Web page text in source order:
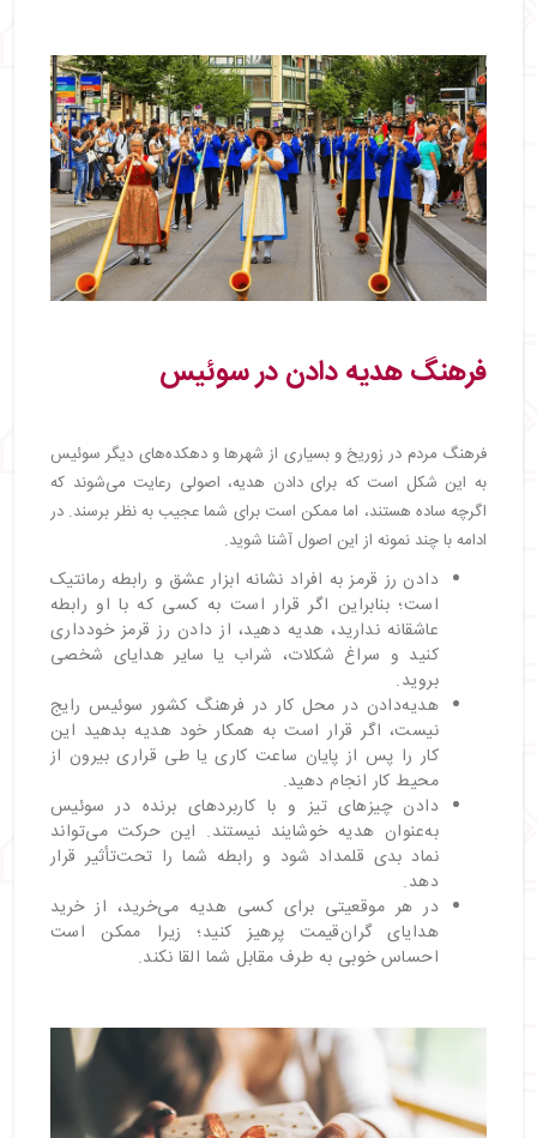
فرهنگ هدیه‌ دادن در سوئیس
فرهنگ مردم در زوریخ و بسیاری از شهرها و دهکده‌های دیگر سوئیس
به این شکل است که برای دادن هدیه، اصولی رعایت می‌شوند که
اگرچه ساده هستند، اما ممکن است برای شما عجیب به نظر برسند. در
ادامه با چند نمونه از این اصول آشنا شوید.
دادن رز قرمز به افراد نشانه ابزار عشق و رابطه رمانتیک
است؛ بنابراین اگر قرار است به کسی که با او رابطه
عاشقانه ندارید، هدیه دهید، از دادن رز قرمز خودداری
کنید و سراغ شکلات، شراب یا سایر هدایای شخصی
بروید.
هدیه‌دادن در محل کار در فرهنگ کشور سوئیس رایج
نیست، اگر قرار است به همکار خود هدیه بدهید این
کار را پس از پایان ساعت کاری یا طی قراری بیرون از
محیط کار انجام دهید.
دادن چیزهای تیز و با کاربردهای برنده در سوئیس
به‌عنوان هدیه خوشایند نیستند. این حرکت می‌تواند
نماد بدی قلمداد شود و رابطه شما را تحت‌تأثیر قرار
دهد.
در هر موقعیتی برای کسی هدیه می‌خرید، از خرید
هدایای گران‌قیمت پرهیز کنید؛ زیرا ممکن است
احساس خوبی به طرف مقابل شما القا نکند.